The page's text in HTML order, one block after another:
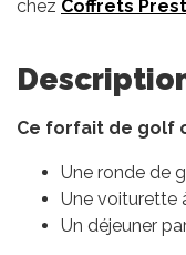
chez Coffrets
Ce forfait de golf
Une ronde de
Une voiturette
Un déjeuner